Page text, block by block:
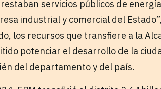
servicios públicos de
industrial y comercial del
los recursos que transfiere a la
potenciar el desarrollo de la
del departamento y del país.